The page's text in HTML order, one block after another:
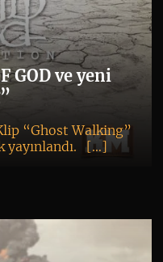
GOD ve yeni
“Ghost Walking”
yayınlandı. […]